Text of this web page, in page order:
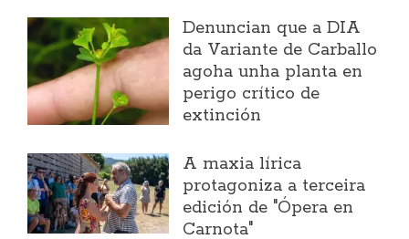
Denuncian que a DIA
da Variante de Carballo
agoha unha planta en
perigo crítico de
extinción
A maxia lírica
protagoniza a terceira
edición de "Ópera en
Carnota"